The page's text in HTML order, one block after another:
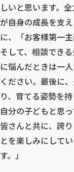
しいと思います。
が自身の成長を支
に、「お客様第一
そして、相談でき
に悩んだときは一
ください。最後に
り、育てる姿勢を
自分の子どもと思
皆さんと共に、誇
とを楽しみにして
す。」